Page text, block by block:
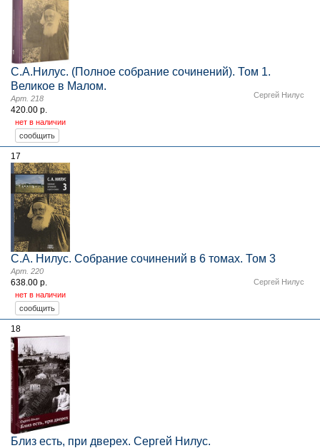
С.А.Нилус. (Полное собрание сочинений). Том 1.
Великое в Малом.
Сергей Нилус
Арт. 218
420.00 р.
нет в наличии
17
С.А. Нилус. Собрание сочинений в 6 томах. Том 3
Сергей Нилус
Арт. 220
638.00 р.
нет в наличии
18
Близ есть, при дверех. Сергей Нилус.